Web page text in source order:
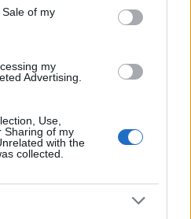
of my
my
Advertising.
Use,
Sharing of my
with the
collected.
le polemiche il centro
contro spaccio e degrado:
come scegliere la
per la casa e l’ufficio